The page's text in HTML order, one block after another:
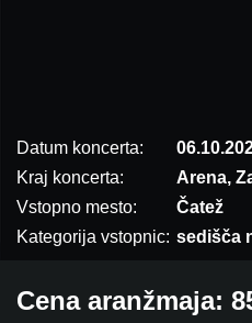
Datum koncerta:
Kraj koncerta:
Arena,
Vstopno mesto:
Čatež
Kategorija vstopnic: sedišča
Cena aranžmaja: